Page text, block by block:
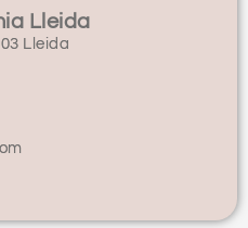
Lleida
Lleida